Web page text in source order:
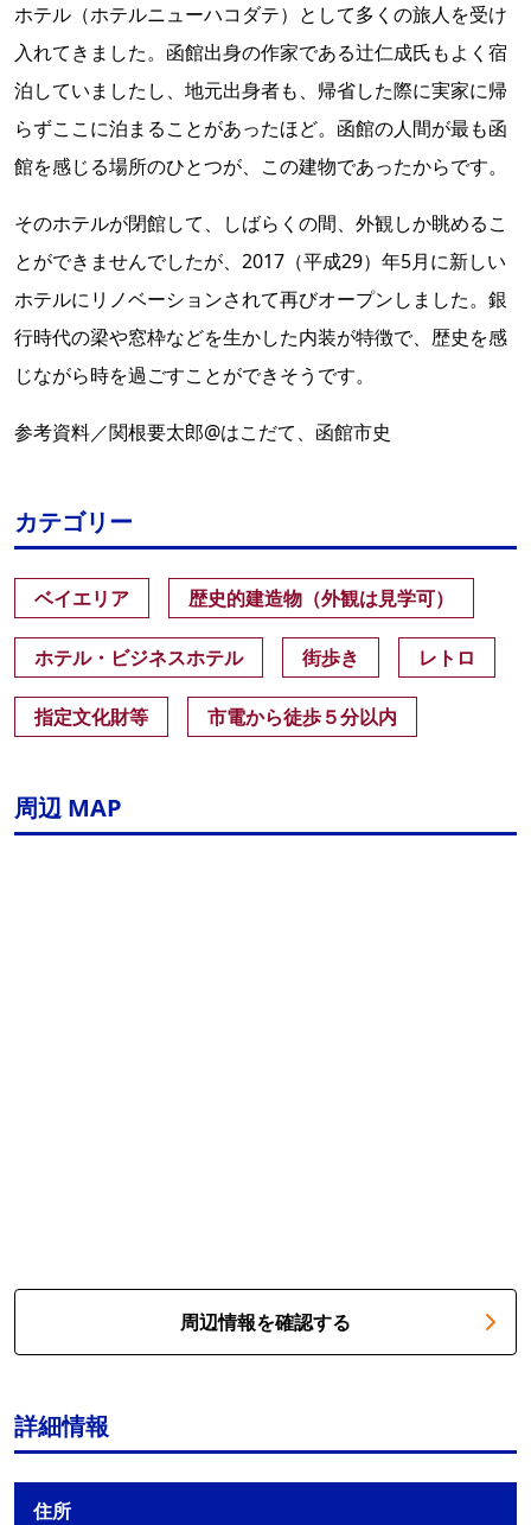
ホテル（ホテルニューハコダテ）として多くの旅人を受け
入れてきました。函館出身の作家である辻仁成氏もよく宿
泊していましたし、地元出身者も、帰省した際に実家に帰
らずここに泊まることがあったほど。函館の人間が最も函
館を感じる場所のひとつが、この建物であったからです。
そのホテルが閉館して、しばらくの間、外観しか眺めるこ
とができませんでしたが、2017（平成29）年5月に新しい
ホテルにリノベーションされて再びオープンしました。銀
行時代の梁や窓枠などを生かした内装が特徴で、歴史を感
じながら時を過ごすことができそうです。
参考資料／関根要太郎@はこだて、函館市史
カテゴリー
ベイエリア 歴史的建造物（外観は見学可）
ホテル・ビジネスホテル 街歩き レトロ
指定文化財等 市電から徒歩５分以内
周辺 MAP
周辺情報を確認する
詳細情報
住所